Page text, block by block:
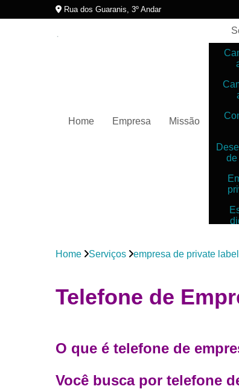
Rua dos Guaranis, 3º Andar
Home Empresa Missão
de
Home Serviços empresa de private label
Telefone de
O que é telefone de
Você busca por telefone